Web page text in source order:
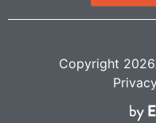
Copyright 2026